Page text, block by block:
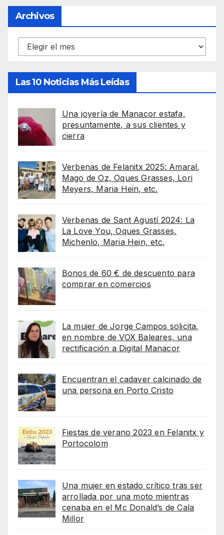
Archivos
Archivos
Las 10 Noticias Más Leídas
Una joyería de Manacor estafa,
presuntamente, a sus clientes y
cierra
Verbenas de Felanitx 2025: Amaral,
Mago de Oz, Oques Grasses, Lori
Meyers, Maria Hein, etc.
Verbenas de Sant Agustí 2024: La
La Love You, Oques Grasses,
Michenlo, Maria Hein, etc.
Bonos de 60 € de descuento para
comprar en comercios
La mujer de Jorge Campos solicita,
en nombre de VOX Baleares, una
rectificación a Digital Manacor
Encuentran el cadaver calcinado de
una persona en Porto Cristo
Fiestas de verano 2023 en Felanitx y
Portocolom
Una mujer en estado crítico tras ser
arrollada por una moto mientras
cenaba en el Mc Donald’s de Cala
Millor